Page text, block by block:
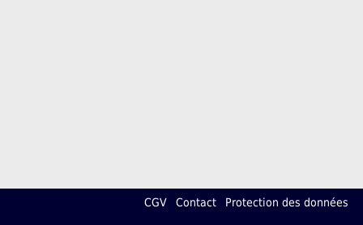
CGV Contact Protection des données